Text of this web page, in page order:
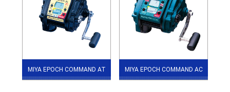
MIYA EPOCH COMMAND AT MIYA EPOCH COMMAND AC